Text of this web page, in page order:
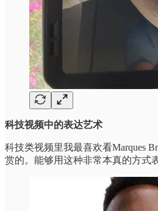
科技视频中的表达艺术
科技类视频里我最喜欢看Marques
赏的。能够用这种非常本真的方式